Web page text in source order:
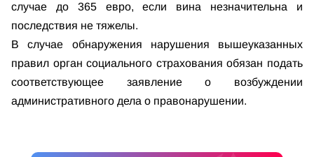
случае до 365 евро, если вина незначительна и
последствия не тяжелы.
В случае обнаружения нарушения вышеуказанных
правил орган социального страхования обязан подать
соответствующее заявление о возбуждении
административного дела о правонарушении.